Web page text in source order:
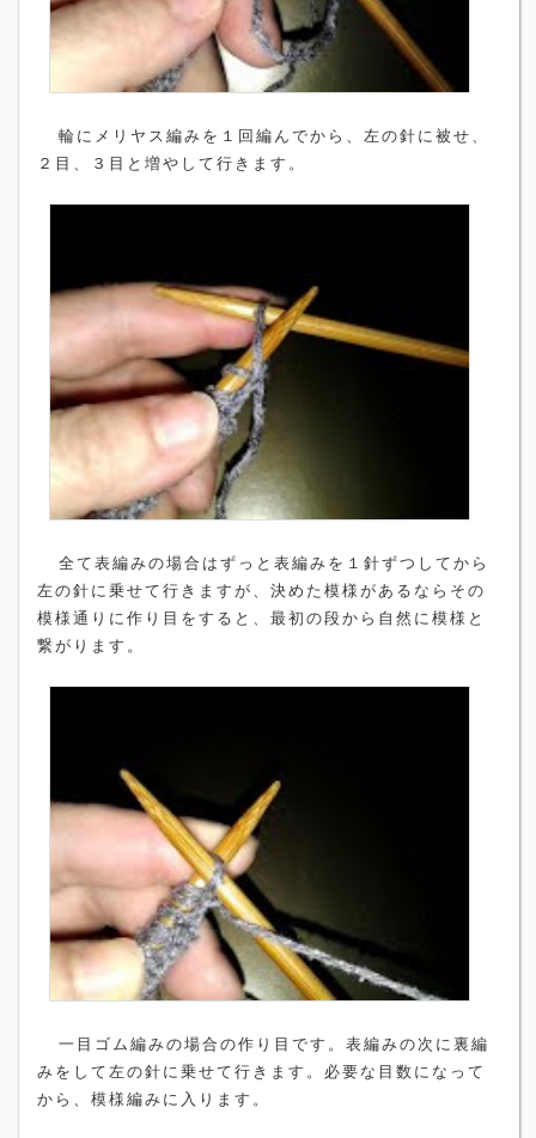
輪にメリヤス編みを１回編んでから、左の針に被せ、
２目、３目と増やして行きます。
全て表編みの場合はずっと表編みを１針ずつしてから
左の針に乗せて行きますが、決めた模様があるならその
模様通りに作り目をすると、最初の段から自然に模様と
繋がります。
一目ゴム編みの場合の作り目です。表編みの次に裏編
みをして左の針に乗せて行きます。必要な目数になって
から、模様編みに入ります。